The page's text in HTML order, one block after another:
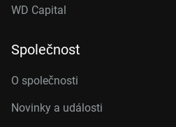
WD Capital
Společnost
O společnosti
Novinky a události